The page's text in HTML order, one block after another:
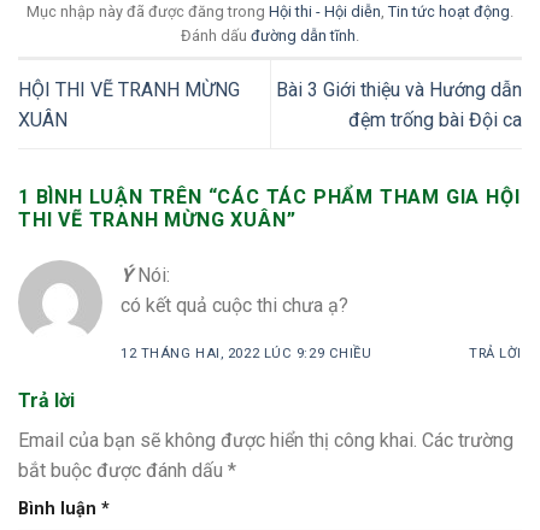
Mục nhập này đã được đăng trong Hội thi - Hội diễn Tin tức hoạt động
Đánh dấu đường dẫn tĩnh
HỘI THI VẼ TRANH MỪNG
XUÂN
Bài 3 Giới thiệu và Hướng dẫn
đệm trống bài Đội ca
1 BÌNH LUẬN TRÊN “CÁC TÁC PHẨM THAM GIA HỘI
THI VẼ TRANH MỪNG XUÂN”
Ý Nói:
có kết quả cuộc thi chưa ạ?
12 THÁNG HAI, 2022 LÚC 9:29 CHIỀU TRẢ LỜI
Trả lời
Email của bạn sẽ không được hiển thị công khai. Các trường
bắt buộc được đánh dấu *
Bình luận *